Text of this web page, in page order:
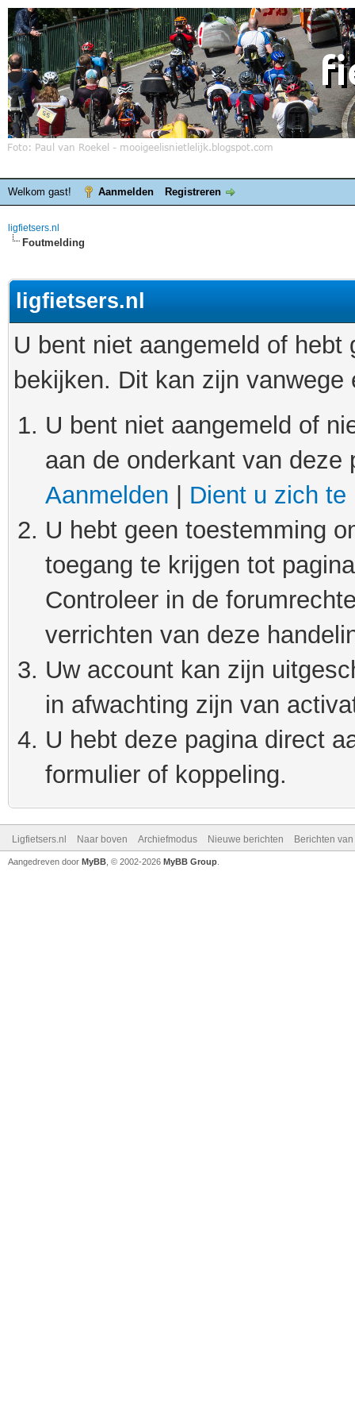
Welkom gast! Aanmelden Registreren
ligfietsers.nl
Foutmelding
ligfietsers.nl
U bent niet aangemeld of
bekijken. Dit kan zijn
U bent niet aangemeld of
aan de onderkant van
Aanmelden
Dient u zich te
U hebt geen toestemming
toegang te krijgen tot
Controleer in de
verrichten van deze
Uw account kan zijn
in afwachting zijn van
U hebt deze pagina direct
formulier of koppeling.
Ligfietsers.nl Naar boven Archiefmodus Nieuwe berichten Berichten
Aangedreven door MyBB , © 2002-2026 MyBB Group